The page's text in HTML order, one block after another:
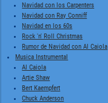
Navidad con los Carpenters
Navidad con Ray Conniff
Navidad en los 60s
Rock 'n' Roll Christmas
Rumor de Navidad con Al Caiola
Musica Instrumental
Al Caiola
Artie Shaw
Bert Kaempfert
Chuck Anderson